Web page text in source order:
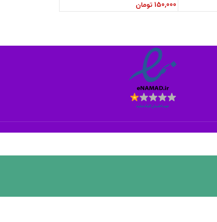
150,000 تومان